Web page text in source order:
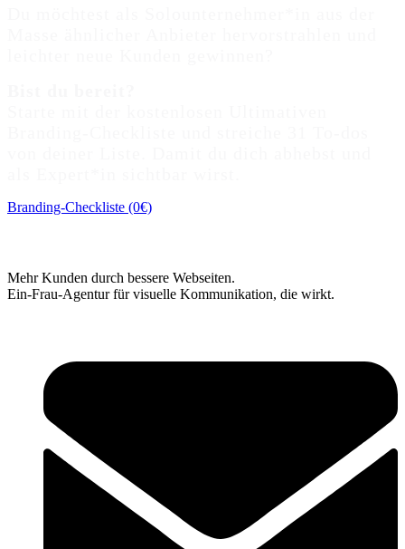
Branding-Checkliste (0€)
Mehr Kunden durch bessere Webseiten.
Ein-Frau-Agentur für visuelle Kommunikation, die wirkt.